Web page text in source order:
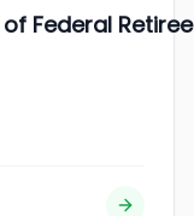
Federal